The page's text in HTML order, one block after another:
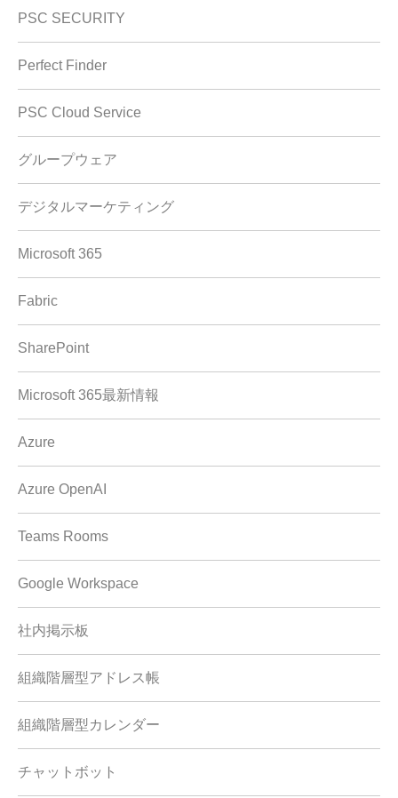
PSC SECURITY
Perfect Finder
PSC Cloud Service
グループウェア
デジタルマーケティング
Microsoft 365
Fabric
SharePoint
Microsoft 365最新情報
Azure
Azure OpenAI
Teams Rooms
Google Workspace
社内掲示板
組織階層型アドレス帳
組織階層型カレンダー
チャットボット